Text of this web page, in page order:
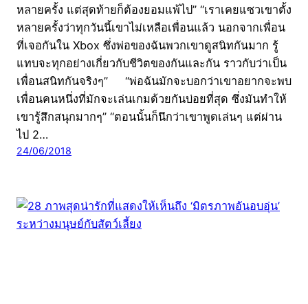
หลายครั้ง แต่สุดท้ายก็ต้องยอมแพ้ไป” “เราเคยแซวเขาตั้ง
หลายครั้งว่าทุกวันนี้เขาไม่เหลือเพื่อนแล้ว นอกจากเพื่อน
ที่เจอกันใน Xbox ซึ่งพ่อของฉันพวกเขาดูสนิทกันมาก รู้
แทบจะทุกอย่างเกี่ยวกับชีวิตของกันและกัน ราวกับว่าเป็น
เพื่อนสนิทกันจริงๆ” “พ่อฉันมักจะบอกว่าเขาอยากจะพบ
เพื่อนคนหนึ่งที่มักจะเล่นเกมด้วยกันบ่อยที่สุด ซึ่งมันทำให้
เขารู้สึกสนุกมากๆ” “ตอนนั้นก็นึกว่าเขาพูดเล่นๆ แต่ผ่าน
ไป 2…
24/06/2018